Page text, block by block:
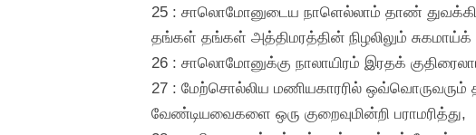
25 : சாலொமோனுடைய நாளெல்லாம் தாண் துவக்கிப்
தங்கள் தங்கள் அத்திமரத்தின் நிழலிலும் சுகமாய்க்
26 : சாலொமோனுக்கு நாலாயிரம் இரதக்
27 : மேற்சொல்லிய மணியகாரரில் ஒவ்வொருவரும்
வேண்டியவைகளை ஒரு குறைவுமின்றி பராமரித்து,